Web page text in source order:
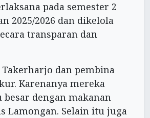
pada semester 2
2025/2026 dan dikelola
transparan dan
Takerharjo dan pembina
Karenanya mereka
dengan makanan
Lamongan. Selain itu juga